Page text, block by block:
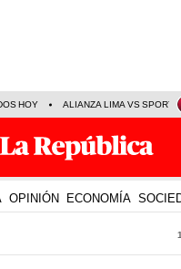
HOY ALIANZA LIMA VS SPORT
OPINIÓN ECONOMÍA